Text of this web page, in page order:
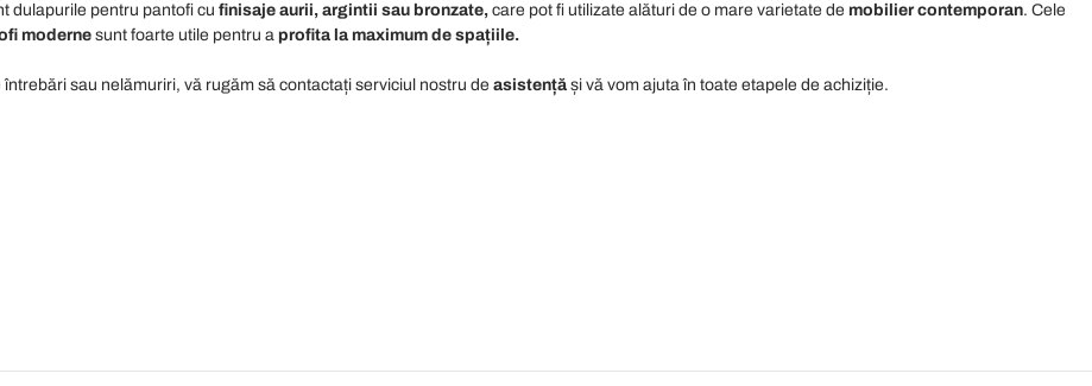
dulapurile pentru pantofi cu finisaje aurii, argintii sau bronzate, care pot fi utilizate alături de o mare varietate de mobilier contemporan. Cele
moderne sunt foarte utile pentru a profita la maximum de spațiile.
întrebări sau nelămuriri, vă rugăm să contactați serviciul nostru de asistență și vă vom ajuta în toate etapele de achiziție.